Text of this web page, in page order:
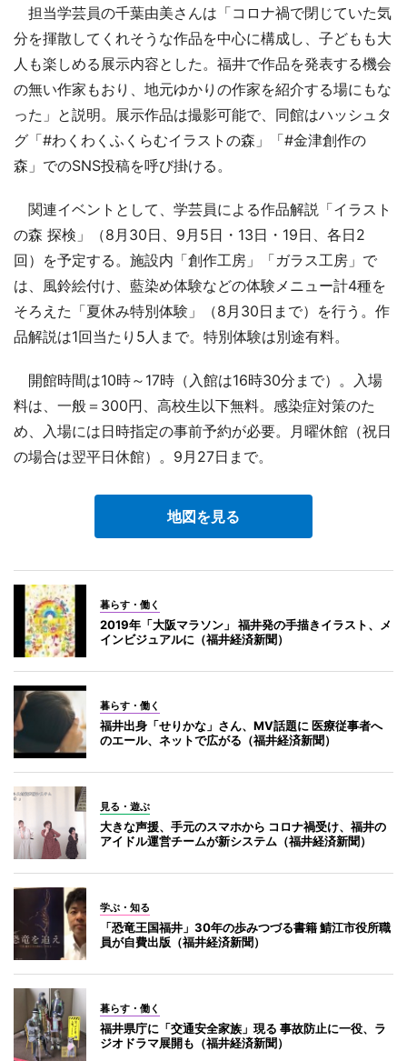
担当学芸員の千葉由美さんは「コロナ禍で閉じていた気
分を揮散してくれそうな作品を中心に構成し、子どもも大
人も楽しめる展示内容とした。福井で作品を発表する機会
の無い作家もおり、地元ゆかりの作家を紹介する場にもな
った」と説明。展示作品は撮影可能で、同館はハッシュタ
グ「#わくわくふくらむイラストの森」「#金津創作の
森」でのSNS投稿を呼び掛ける。
関連イベントとして、学芸員による作品解説「イラスト
の森 探検」（8月30日、9月5日・13日・19日、各日2
回）を予定する。施設内「創作工房」「ガラス工房」で
は、風鈴絵付け、藍染め体験などの体験メニュー計4種を
そろえた「夏休み特別体験」（8月30日まで）を行う。作
品解説は1回当たり5人まで。特別体験は別途有料。
開館時間は10時～17時（入館は16時30分まで）。入場
料は、一般＝300円、高校生以下無料。感染症対策のた
め、入場には日時指定の事前予約が必要。月曜休館（祝日
の場合は翌平日休館）。9月27日まで。
地図を見る
暮らす・働く
2019年「大阪マラソン」 福井発の手描きイラスト、メ
インビジュアルに（福井経済新聞）
暮らす・働く
福井出身「せりかな」さん、MV話題に 医療従事者へ
のエール、ネットで広がる（福井経済新聞）
見る・遊ぶ
大きな声援、手元のスマホから コロナ禍受け、福井の
アイドル運営チームが新システム（福井経済新聞）
学ぶ・知る
「恐竜王国福井」30年の歩みつづる書籍 鯖江市役所職
員が自費出版（福井経済新聞）
暮らす・働く
福井県庁に「交通安全家族」現る 事故防止に一役、ラ
ジオドラマ展開も（福井経済新聞）